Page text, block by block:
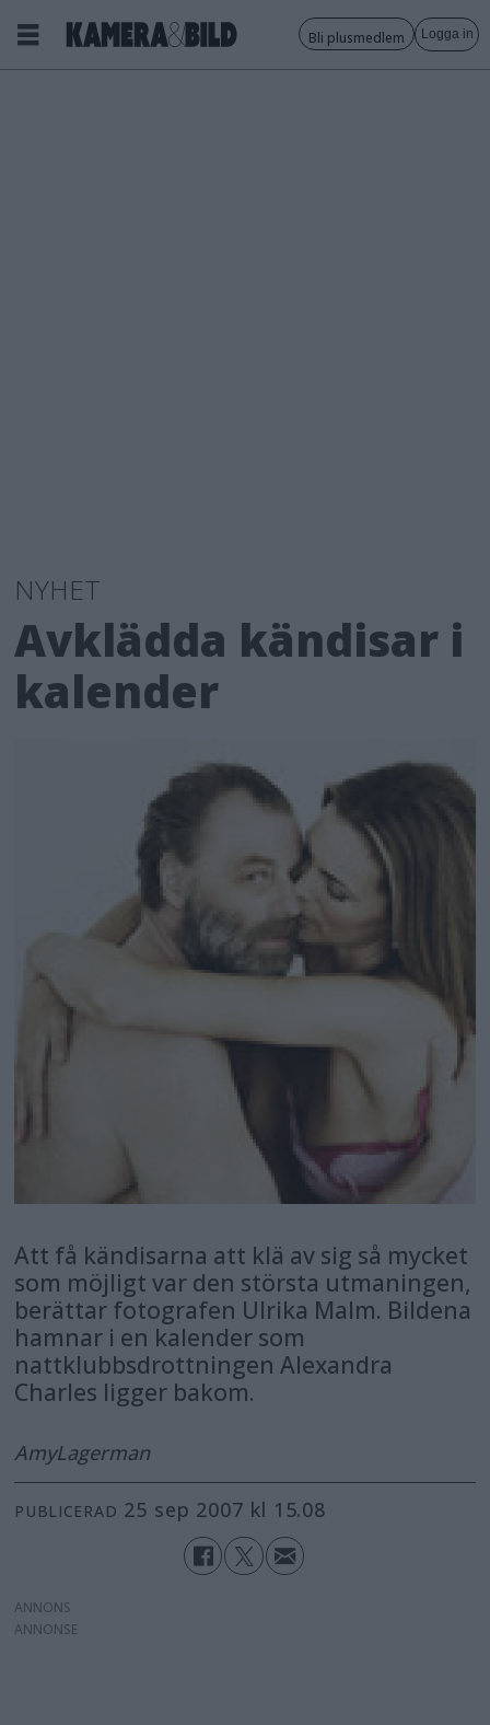
Bli plusmedlem Logga in
NYHET
Avklädda kändisar i
kalender
Att få kändisarna att klä av sig så mycket
som möjligt var den största utmaningen,
berättar fotografen Ulrika Malm. Bildena
hamnar i en kalender som
nattklubbsdrottningen Alexandra
Charles ligger bakom.
AmyLagerman
PUBLICERAD 25 sep 2007 kl 15.08
ANNONS